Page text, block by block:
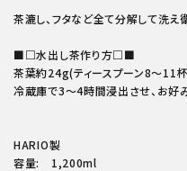
茶漉し、フタなど全て分解して洗え
■□水出し茶作り方□■
茶葉約24g(ティースプーン8～11杯
冷蔵庫で3～4時間浸出させ、お好
HARIO製
容量: 1,200ml